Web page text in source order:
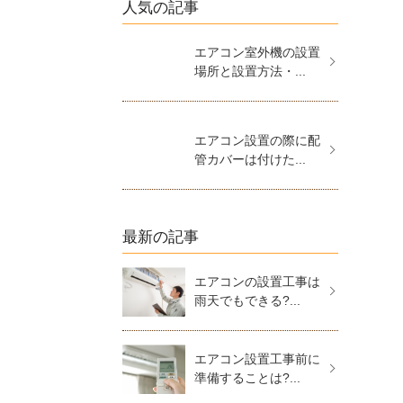
人気の記事
エアコン室外機の設置
場所と設置方法・...
エアコン設置の際に配
管カバーは付けた...
最新の記事
エアコンの設置工事は
雨天でもできる?...
エアコン設置工事前に
準備することは?...